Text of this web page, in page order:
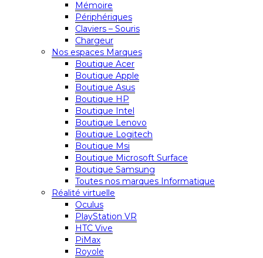
Mémoire
Périphériques
Claviers – Souris
Chargeur
Nos espaces Marques
Boutique Acer
Boutique Apple
Boutique Asus
Boutique HP
Boutique Intel
Boutique Lenovo
Boutique Logitech
Boutique Msi
Boutique Microsoft Surface
Boutique Samsung
Toutes nos marques Informatique
Réalité virtuelle
Oculus
PlayStation VR
HTC Vive
PiMax
Royole